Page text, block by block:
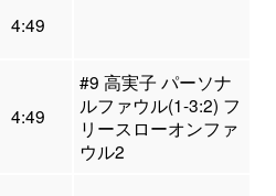
4:49
4:49
#9 高実子 パーソナ
ルファウル(1-3:2) フ
リースローオンファ
ウル2